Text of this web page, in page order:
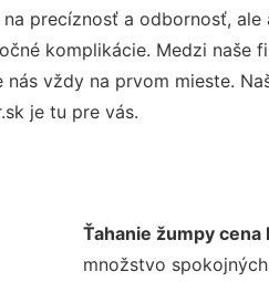
precíznosť a odbornosť,
komplikácie. Medzi
vždy na prvom mieste.
je tu pre vás.
Ťahanie žumpy cena
množstvo